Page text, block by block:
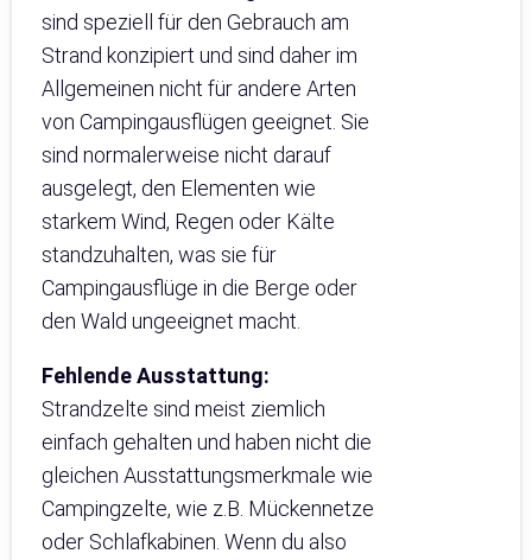
sind speziell für den Gebrauch am
Strand konzipiert und sind daher im
Allgemeinen nicht für andere Arten
von Campingausflügen geeignet. Sie
sind normalerweise nicht darauf
ausgelegt, den Elementen wie
starkem Wind, Regen oder Kälte
standzuhalten, was sie für
Campingausflüge in die Berge oder
den Wald ungeeignet macht.
Fehlende Ausstattung:
Strandzelte sind meist ziemlich
einfach gehalten und haben nicht die
gleichen Ausstattungsmerkmale wie
Campingzelte, wie z.B. Mückennetze
oder Schlafkabinen. Wenn du also